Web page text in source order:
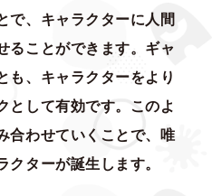
で、キャラクターに人間
ることができます。ギャ
も、キャラクターをより
として有効です。このよ
合わせていくことで、唯
ターが誕生します。